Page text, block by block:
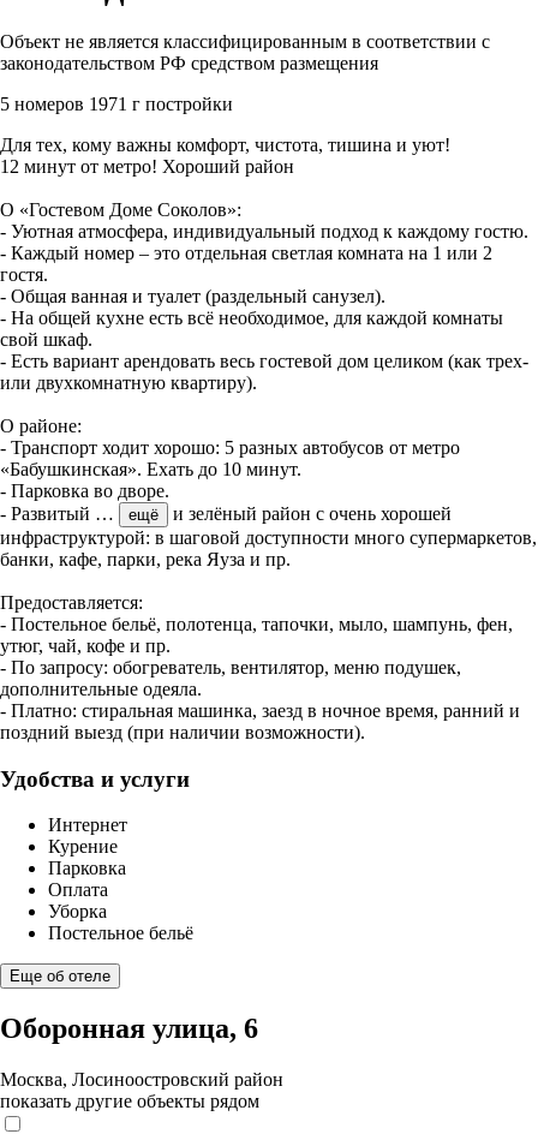
Объект не является классифицированным в соответствии с
законодательством РФ средством размещения
5 номеров 1971 г постройки
Для тех, кому важны комфорт, чистота, тишина и уют!
12 минут от метро! Хороший район
О «Гостевом Доме Соколов»:
- Уютная атмосфера, индивидуальный подход к каждому гостю.
- Каждый номер – это отдельная светлая комната на 1 или 2
гостя.
- Общая ванная и туалет (раздельный санузел).
- На общей кухне есть всё необходимое, для каждой комнаты
свой шкаф.
- Есть вариант арендовать весь гостевой дом целиком (как трех-
или двухкомнатную квартиру).
О районе:
- Транспорт ходит хорошо: 5 разных автобусов от метро
«Бабушкинская». Ехать до 10 минут.
- Парковка во дворе.
- Развитый … ещё
и зелёный район с очень хорошей
инфраструктурой: в шаговой доступности много супермаркетов,
банки, кафе, парки, река Яуза и пр.
Предоставляется:
- Постельное бельё, полотенца, тапочки, мыло, шампунь, фен,
утюг, чай, кофе и пр.
- По запросу: обогреватель, вентилятор, меню подушек,
дополнительные одеяла.
- Платно: стиральная машинка, заезд в ночное время, ранний и
поздний выезд (при наличии возможности).
Удобства и услуги
Интернет
Курение
Парковка
Оплата
Уборка
Постельное бельё
Еще об отеле
Оборонная улица, 6
Москва, Лосиноостровский район
показать другие объекты рядом